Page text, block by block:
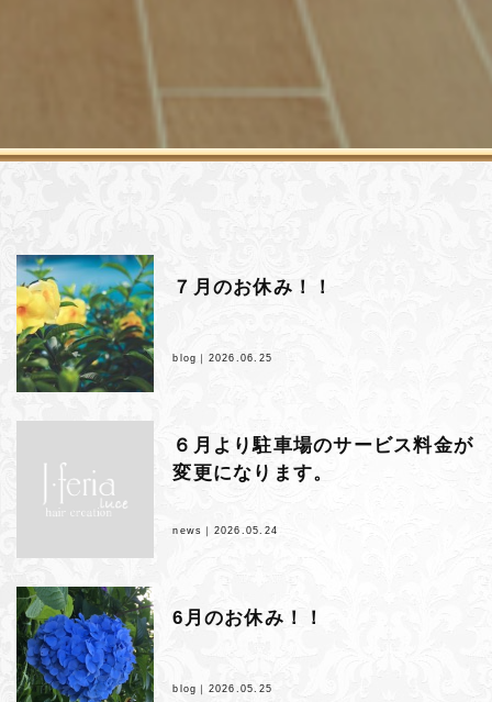
７月のお休み！！
blog｜ 2026.06.25
６月より駐車場のサービス料金が
変更になります。
news｜ 2026.05.24
6月のお休み！！
blog｜ 2026.05.25